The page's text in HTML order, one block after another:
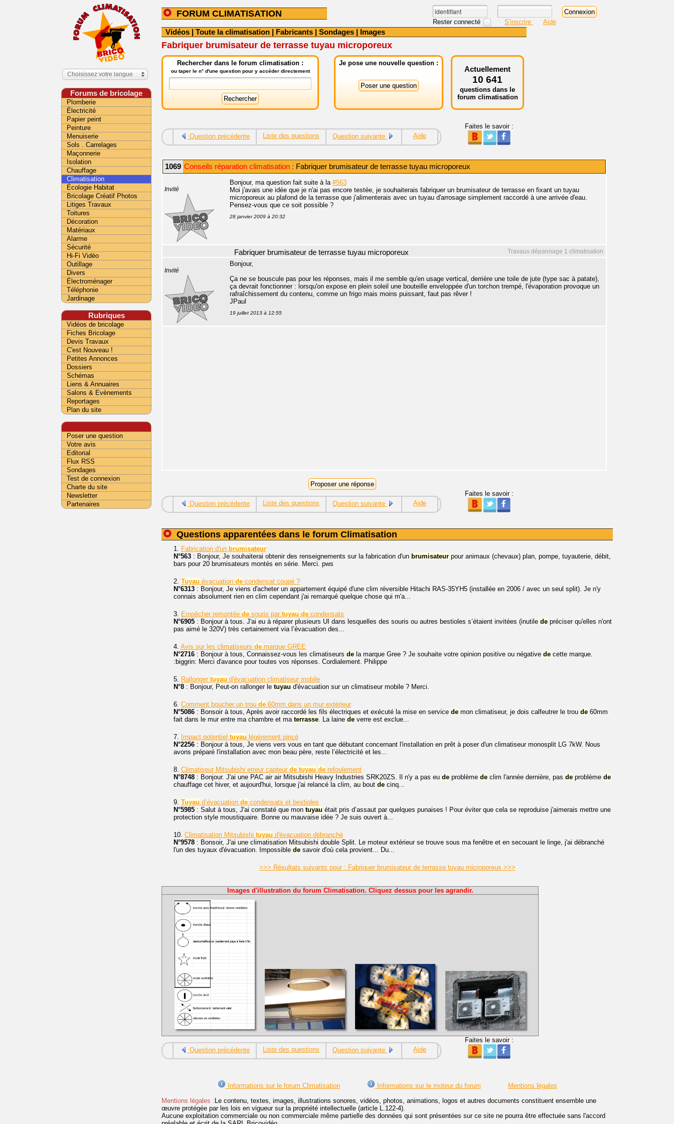
FORUM CLIMATISATION
Rester connecté S'inscrire Aide
Vidéos | Toute la climatisation | Fabricants | Sondages | Images
Fabriquer brumisateur de terrasse tuyau microporeux
Rechercher dans le forum climatisation :
ou taper le n° d'une question pour y accéder directement
Je pose une nouvelle question :
Actuellement
10 641
questions dans le
forum climatisation
Question précédente Liste des questions Question suivante Aide
Faites le savoir :
1069 Conseils réparation climatisation : Fabriquer brumisateur de terrasse tuyau microporeux
Invité
Bonjour, ma question fait suite à la #563
Moi j'avais une idée que je n'ai pas encore testée, je souhaiterais fabriquer un brumisateur de terrasse en fixant un tuyau
microporeux au plafond de la terrasse que j'alimenterais avec un tuyau d'arrosage simplement raccordé à une arrivée d'eau.
Pensez-vous que ce soit possible ?
28 janvier 2009 à 20:32
Travaux dépannage 1 climatisation
Fabriquer brumisateur de terrasse tuyau microporeux
Invité
Bonjour,
Ça ne se bouscule pas pour les réponses, mais il me semble qu'en usage vertical, derrière une toile de jute (type sac à patate),
ça devrait fonctionner : lorsqu'on expose en plein soleil une bouteille enveloppée d'un torchon trempé, l'évaporation provoque un
rafraîchissement du contenu, comme un frigo mais moins puissant, faut pas rêver !
JPaul
19 juillet 2013 à 12:55
Question précédente Liste des questions Question suivante Aide
Faites le savoir :
Questions apparentées dans le forum Climatisation
1. Fabrication d'un brumisateur
N°563 : Bonjour, Je souhaiterai obtenir des renseignements sur la fabrication d'un brumisateur pour animaux (chevaux) plan, pompe, tuyauterie, débit,
bars pour 20 brumisateurs montés en série. Merci. pws
2. Tuyau évacuation de condensat coupé ?
N°6313 : Bonjour, Je viens d'acheter un appartement équipé d'une clim réversible Hitachi RAS-35YH5 (installée en 2006 / avec un seul split). Je n'y
connais absolument rien en clim cependant j'ai remarqué quelque chose qui m'a...
3. Empêcher remontée de souris par tuyau de condensats
N°6905 : Bonjour à tous. J'ai eu à réparer plusieurs UI dans lesquelles des souris ou autres bestioles s’étaient invitées (inutile de préciser qu'elles n'ont
pas aimé le 320V) très certainement via l’évacuation des...
4. Avis sur les climatiseurs de marque GREE
N°2716 : Bonjour à tous, Connaissez-vous les climatiseurs de la marque Gree ? Je souhaite votre opinion positive ou négative de cette marque.
:biggrin: Merci d'avance pour toutes vos réponses. Cordialement. Philippe
5. Rallonger tuyau d'évacuation climatiseur mobile
N°8 : Bonjour, Peut-on rallonger le tuyau d'évacuation sur un climatiseur mobile ? Merci.
6. Comment boucher un trou de 60mm dans un mur extérieur
N°5086 : Bonsoir à tous, Après avoir raccordé les fils électriques et exécuté la mise en service de mon climatiseur, je dois calfeutrer le trou de 60mm
fait dans le mur entre ma chambre et ma terrasse. La laine de verre est exclue...
7. Impact potentiel tuyau légèrement pincé
N°2256 : Bonjour à tous, Je viens vers vous en tant que débutant concernant l'installation en prêt à poser d'un climatiseur monosplit LG 7kW. Nous
avons préparé l'installation avec mon beau père, reste l’électricité et les...
8. Climatiseur Mitsubishi erreur capteur de tuyau de refoulement
N°8748 : Bonjour. J'ai une PAC air air Mitsubishi Heavy Industries SRK20ZS. Il n'y a pas eu de problème de clim l'année dernière, pas de problème de
chauffage cet hiver, et aujourd'hui, lorsque j'ai relancé la clim, au bout de cinq...
9. Tuyau d’évacuation de condensats et bestioles
N°5985 : Salut à tous, J'ai constaté que mon tuyau était pris d’assaut par quelques punaises ! Pour éviter que cela se reproduise j'aimerais mettre une
protection style moustiquaire. Bonne ou mauvaise idée ? Je suis ouvert à...
10. Climatisation Mitsubishi tuyau d'évacuation débranché
N°9578 : Bonsoir, J'ai une climatisation Mitsubishi double Split. Le moteur extérieur se trouve sous ma fenêtre et en secouant le linge, j'ai débranché
l'un des tuyaux d'évacuation. Impossible de savoir d'où cela provient... Du...
>>> Résultats suivants pour : Fabriquer brumisateur de terrasse tuyau microporeux >>>
Images d'illustration du forum Climatisation. Cliquez dessus pour les agrandir.
Question précédente Liste des questions Question suivante Aide
Faites le savoir :
Informations sur le forum Climatisation Informations sur le moteur du forum
Mentions légales
Mentions légales : Le contenu, textes, images, illustrations sonores, vidéos, photos, animations, logos et autres documents constituent ensemble une
œuvre protégée par les lois en vigueur sur la propriété intellectuelle (article L.122-4).
Aucune exploitation commerciale ou non commerciale même partielle des données qui sont présentées sur ce site ne pourra être effectuée sans l'accord
Choisissez votre langue
Forums de bricolage
Plomberie
Électricité
Papier peint
Peinture
Menuiserie
Sols . Carrelages
Maçonnerie
Isolation
Chauffage
Climatisation
Écologie Habitat
Bricolage Créatif Photos
Litiges Travaux
Toitures
Décoration
Matériaux
Alarme
Sécurité
Hi-Fi Vidéo
Outillage
Divers
Électroménager
Téléphonie
Jardinage
Rubriques
Vidéos de bricolage
Fiches Bricolage
Devis Travaux
C'est Nouveau !
Petites Annonces
Dossiers
Schémas
Liens & Annuaires
Salons & Evènements
Reportages
Plan du site
Poser une question
Votre avis
Editorial
Flux RSS
Sondages
Test de connexion
Charte du site
Newsletter
Partenaires